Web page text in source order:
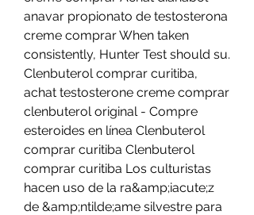
anavar propionato de testosterona
creme comprar When taken
consistently, Hunter Test should su.
Clenbuterol comprar curitiba,
achat testosterone creme comprar
clenbuterol original - Compre
esteroides en línea Clenbuterol
comprar curitiba Clenbuterol
comprar curitiba Los culturistas
hacen uso de la ra&amp;iacute;z
de &amp;ntilde;ame silvestre para